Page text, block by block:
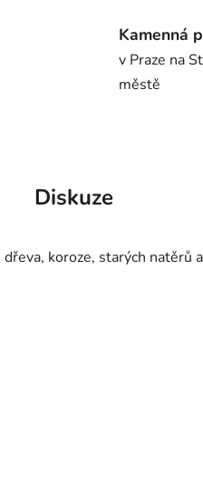
Kamenná
v Praze na
městě
Diskuze
koroze, starých natěrů